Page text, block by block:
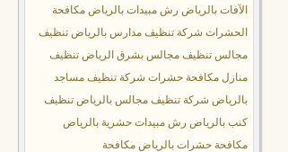
الآفات بالرياض رش مبيدات بالرياض مكافحة
الحشرات شركة تنظيف مدارس بالرياض تنظيف
مجالس تنظيف مجالس بشرق الرياض تنظيف
منازل مكافحة حشرات شركة تنظيف مساجد
بالرياض شركة تنظيف مجالس بالرياض تنظيف
كنب بالرياض رش مبيدات حشرية بالرياض
مكافحة حشرات بالرياض مكافحة